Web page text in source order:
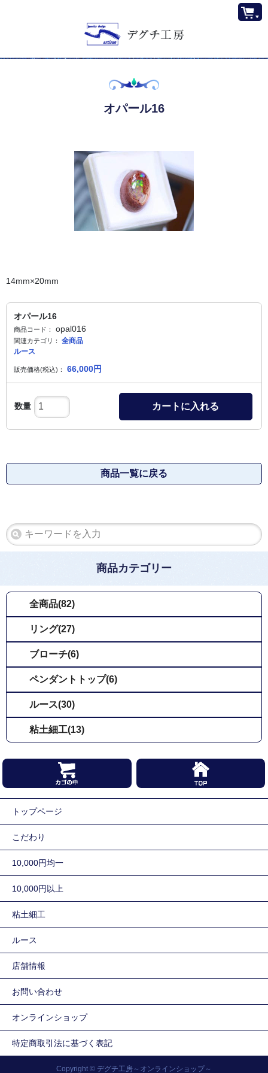
オパール16
14mm×20mm
オパール16
商品コード： opal016
関連カテゴリ：
全商品
ルース
販売価格(税込)： 66,000円
数量 カートに入れる
商品一覧に戻る
商品カテゴリー
全商品(82)
リング(27)
ブローチ(6)
ペンダントトップ(6)
ルース(30)
粘土細工(13)
トップページ
こだわり
10,000円均一
10,000円以上
粘土細工
ルース
店舗情報
お問い合わせ
オンラインショップ
特定商取引法に基づく表記
Copyright © デグチ工房～オンラインショップ～